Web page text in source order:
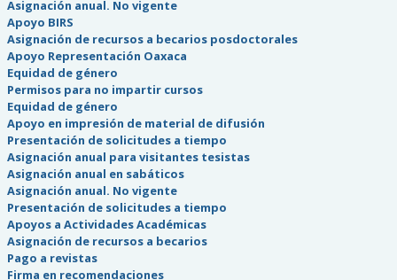
Asignación anual. No vigente
Apoyo BIRS
Asignación de recursos a becarios posdoctorales
Apoyo Representación Oaxaca
Equidad de género
Permisos para no impartir cursos
Equidad de género
Apoyo en impresión de material de difusión
Presentación de solicitudes a tiempo
Asignación anual para visitantes tesistas
Asignación anual en sabáticos
Asignación anual. No vigente
Presentación de solicitudes a tiempo
Apoyos a Actividades Académicas
Asignación de recursos a becarios
Pago a revistas
Firma en recomendaciones